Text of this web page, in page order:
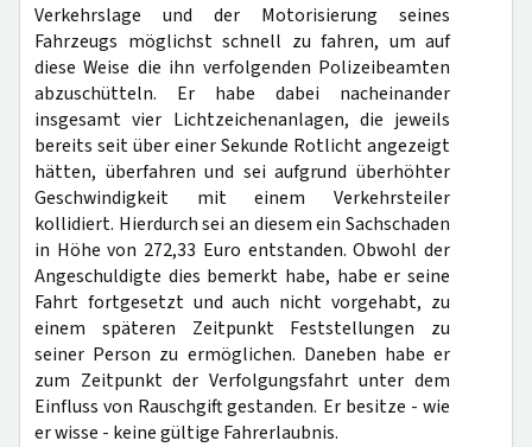
Verkehrslage und der Motorisierung seines
Fahrzeugs möglichst schnell zu fahren, um auf
diese Weise die ihn verfolgenden Polizeibeamten
abzuschütteln. Er habe dabei nacheinander
insgesamt vier Lichtzeichenanlagen, die jeweils
bereits seit über einer Sekunde Rotlicht angezeigt
hätten, überfahren und sei aufgrund überhöhter
Geschwindigkeit mit einem Verkehrsteiler
kollidiert. Hierdurch sei an diesem ein Sachschaden
in Höhe von 272,33 Euro entstanden. Obwohl der
Angeschuldigte dies bemerkt habe, habe er seine
Fahrt fortgesetzt und auch nicht vorgehabt, zu
einem späteren Zeitpunkt Feststellungen zu
seiner Person zu ermöglichen. Daneben habe er
zum Zeitpunkt der Verfolgungsfahrt unter dem
Einfluss von Rauschgift gestanden. Er besitze - wie
er wisse - keine gültige Fahrerlaubnis.